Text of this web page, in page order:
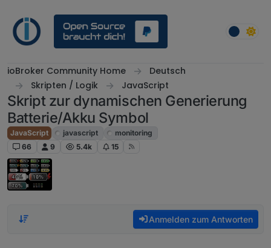
ioBroker Community Home
Deutsch
Skripten / Logik
JavaScript
Skript zur dynamischen Generierung
Batterie/Akku Symbol
JavaScript javascript
monitoring
66
9 5.4k 15
Anmelden zum Antworten